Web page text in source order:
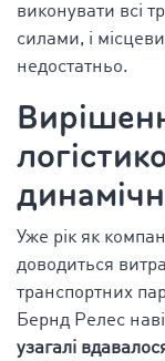
виконувати всі
силами, і
недостатньо.
Уже рік як
доводиться
транспортних
Бернд Релес
узагалі